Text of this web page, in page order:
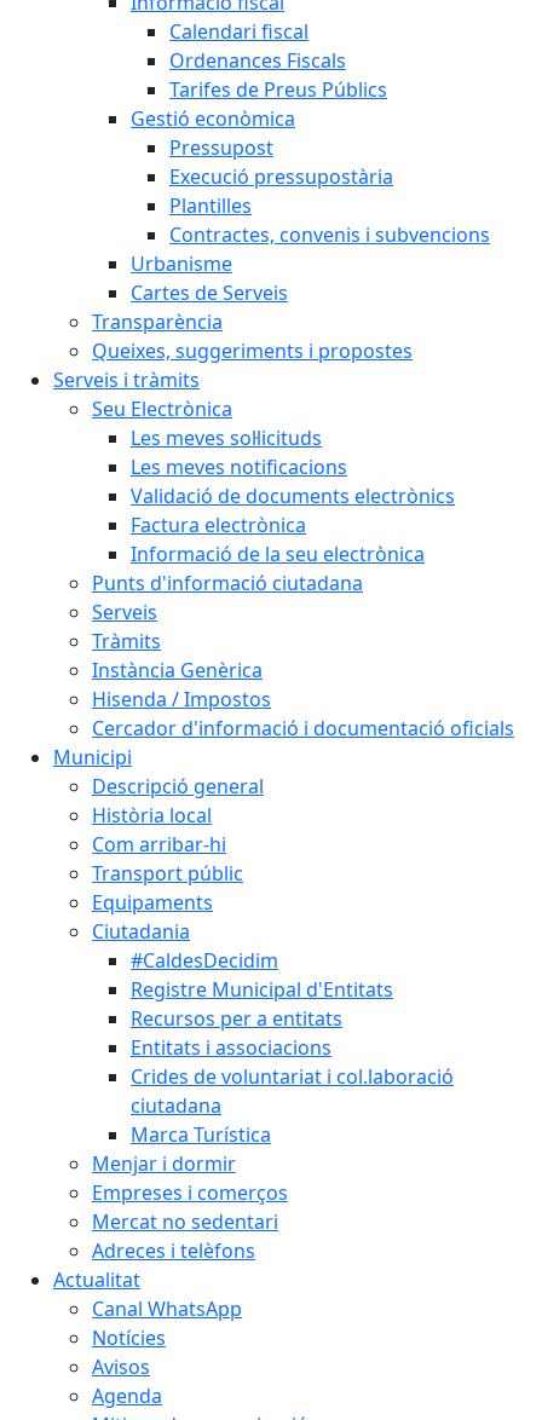
Calendari fiscal
Ordenances Fiscals
Tarifes de Preus Públics
Gestió econòmica
Pressupost
Execució pressupostària
Plantilles
Contractes, convenis i subvencions
Urbanisme
Cartes de Serveis
Transparència
Queixes, suggeriments i propostes
Serveis i tràmits
Seu Electrònica
Les meves sol·licituds
Les meves notificacions
Validació de documents electrònics
Factura electrònica
Informació de la seu electrònica
Punts d'informació ciutadana
Serveis
Tràmits
Instància Genèrica
Hisenda / Impostos
Cercador d'informació i documentació oficials
Municipi
Descripció general
Història local
Com arribar-hi
Transport públic
Equipaments
Ciutadania
#CaldesDecidim
Registre Municipal d'Entitats
Recursos per a entitats
Entitats i associacions
Crides de voluntariat i col.laboració
ciutadana
Marca Turística
Menjar i dormir
Empreses i comerços
Mercat no sedentari
Adreces i telèfons
Actualitat
Canal WhatsApp
Notícies
Avisos
Agenda